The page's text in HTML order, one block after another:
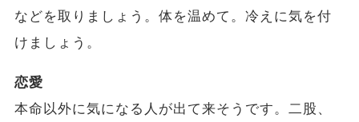
などを取りましょう。体を温めて。冷えに気を付
けましょう。
恋愛
本命以外に気になる人が出て来そうです。二股、